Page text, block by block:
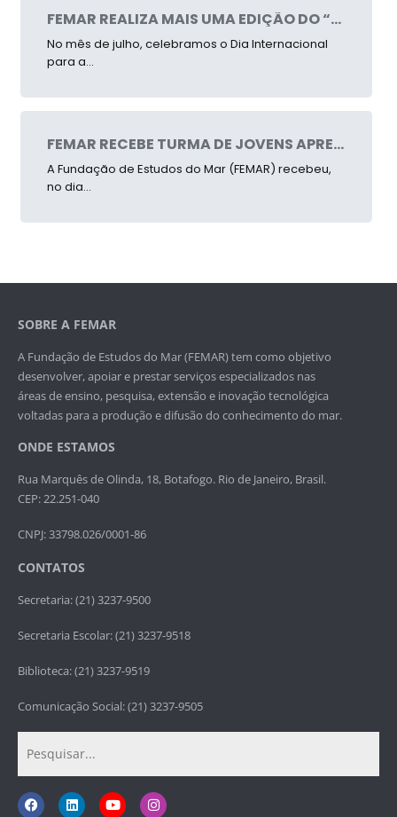
FEMAR REALIZA MAIS UMA EDIÇÃO DO “MANGUE LEGAL” PELO PANTANAL CARIOCA
No mês de julho, celebramos o Dia Internacional
para a...
FEMAR RECEBE TURMA DE JOVENS APRENDIZES E REAFIRMA SEU COMPROMISSO COM A FORMAÇÃO DE TALENTOS
A Fundação de Estudos do Mar (FEMAR) recebeu,
no dia...
SOBRE A FEMAR
A Fundação de Estudos do Mar (FEMAR) tem como objetivo
desenvolver, apoiar e prestar serviços especializados nas
áreas de ensino, pesquisa, extensão e inovação tecnológica
voltadas para a produção e difusão do conhecimento do mar.
ONDE ESTAMOS
Rua Marquês de Olinda, 18, Botafogo. Rio de Janeiro, Brasil.
CEP: 22.251-040
CNPJ: 33798.026/0001-86
CONTATOS
Secretaria: (21) 3237-9500
Secretaria Escolar: (21) 3237-9518
Biblioteca: (21) 3237-9519
Comunicação Social: (21) 3237-9505